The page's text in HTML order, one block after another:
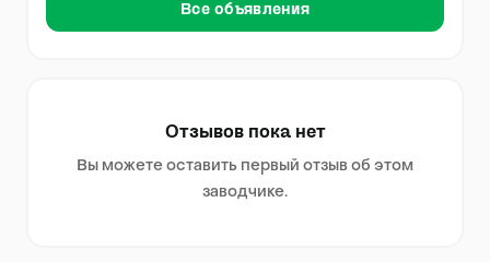
Все объявления
Отзывов пока нет
Вы можете оставить первый отзыв об этом
заводчике.